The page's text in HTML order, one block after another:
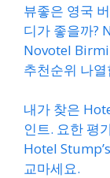
뷰좋은 영국
디가 좋을까
Novotel
추천순위 나
내가 찾은
인트. 요한 평
Hotel
교마세요.